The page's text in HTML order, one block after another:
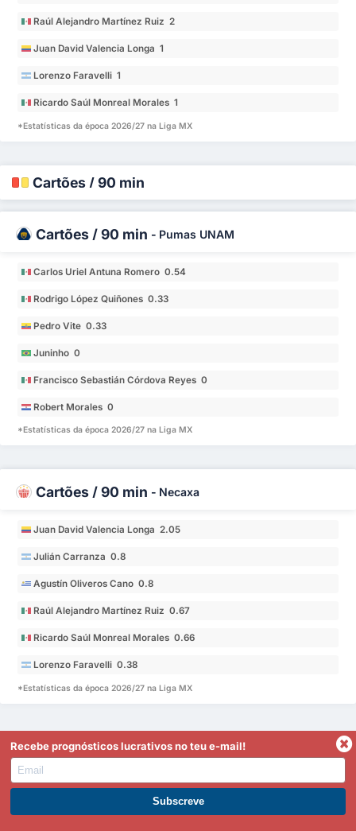
Raúl Alejandro Martínez Ruiz 2
Juan David Valencia Longa 1
Lorenzo Faravelli 1
Ricardo Saúl Monreal Morales 1
*Estatísticas da época 2026/27 na Liga MX
Cartões / 90 min
Cartões / 90 min - Pumas UNAM
Carlos Uriel Antuna Romero 0.54
Rodrigo López Quiñones 0.33
Pedro Vite 0.33
Juninho 0
Francisco Sebastián Córdova Reyes 0
Robert Morales 0
*Estatísticas da época 2026/27 na Liga MX
Cartões / 90 min - Necaxa
Juan David Valencia Longa 2.05
Julián Carranza 0.8
Agustín Oliveros Cano 0.8
Raúl Alejandro Martínez Ruiz 0.67
Ricardo Saúl Monreal Morales 0.66
Lorenzo Faravelli 0.38
*Estatísticas da época 2026/27 na Liga MX
Liga MX Tabela
PJ Vitória %
1 América 3 67% 5 1 4 7 2.00
Torna-te Premium
Recebe prognósticos lucrativos no teu e-mail!